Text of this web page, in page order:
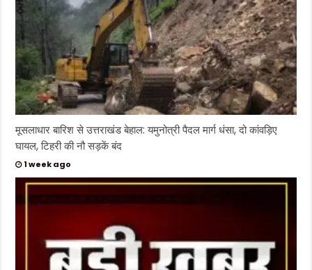
मूसलाधार बारिश से उत्तराखंड बेहाल: यमुनोत्री पैदल मार्ग धंसा, दो कांवड़िए
घायल, टिहरी की नौ सड़कें बंद
1 week ago